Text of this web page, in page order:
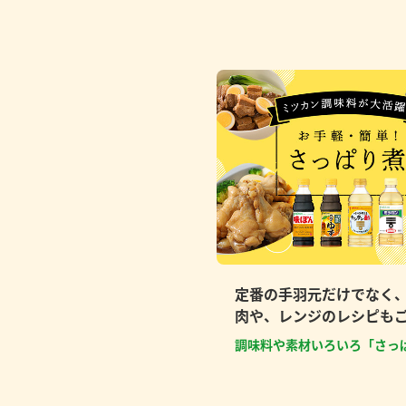
定番の手羽元だけでなく
肉や、レンジのレシピも
調味料や素材いろいろ「さっ